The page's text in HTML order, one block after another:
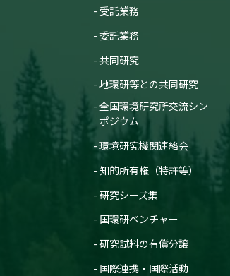
受託業務
委託業務
共同研究
地環研等との共同研究
全国環境研究所交流シン
ポジウム
環境研究機関連絡会
知的所有権（特許等）
研究シーズ集
国環研ベンチャー
研究試料の有償分譲
国際連携・国際活動